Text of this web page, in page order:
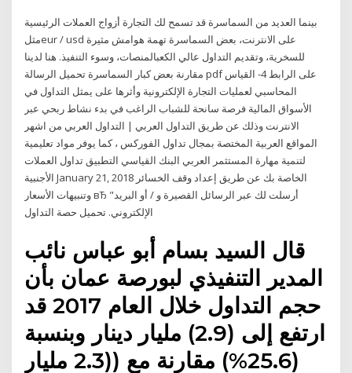
بينما العديد من السماسرة قد تسمح لك التجارة أزواج العملات الرئيسية
مثلeur / usd على الانترنت، بعض السماسرة تهمة هوامش مثيرة
للسخرية، وتقديم التداول عالي الكعبالمنصات، وسوء التنفيذ. هنا لدينا
مقارنة بعض كبار السماسرة تحميل الرسالة pdf على الرابط 4- القياس
المحاسبي لعمليات التجارة الإلكترونية وأثرها على يمثل التداول في
الأسواق المالية فرصة سانحة للشباب الراغب في بدء نشاط ربحي عبر
الانترنت وذلك عن طريق التداول العربي | التداول العربي من اشهر
المواقع العربية المختصة بمجال تداول الفوركس ، كما يوفر مواد تعليمية
لتنمية مهارة المستثمر العربي البنك القياسي التطبيق تداول العملات
الأجنبية January 21, 2018 الخاصة بك عن طريق إعداد وقف الخسائر
وتنبيهات الأسعار вЂ "أرسلت لك عبر الرسائل القصيرة و / أو البريد
الإلكتروني. تحميل حصة التداول
قال السيد بسام أبو عباس نائب
المدير التنفيذي لبورصة عمان بأن
حجم التداول خلال العام 2017 قد
ارتفع إلى (2.9) مليار دينار وبنسبة
(25.6%) مقارنة مع ((2.3 مليار